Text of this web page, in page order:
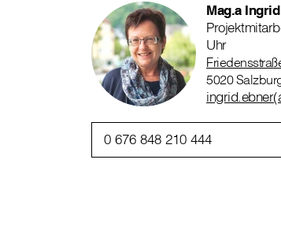
Mag.a
Uhr
5020
0 676 848 210 444